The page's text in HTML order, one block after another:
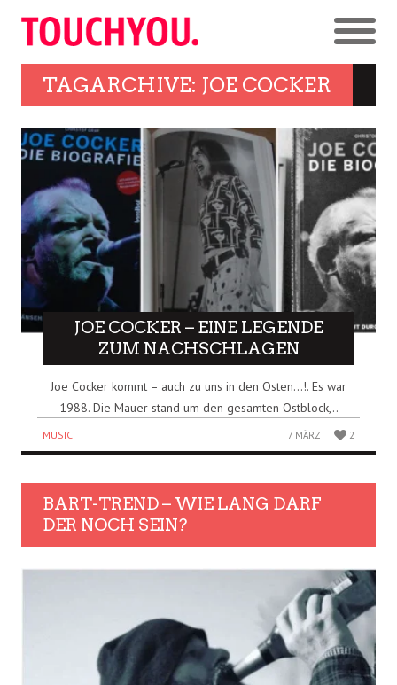
TAGARCHIVE: JOE COCKER
JOE COCKER – EINE LEGENDE
ZUM NACHSCHLAGEN
Joe Cocker kommt – auch zu uns in den Osten…!. Es war
1988. Die Mauer stand um den gesamten Ostblock,..
MUSIC 7 MÄRZ 2
BART-TREND – WIE LANG DARF
DER NOCH SEIN?